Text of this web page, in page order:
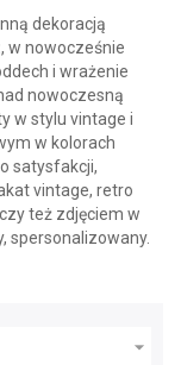
dekoracją
w nowocześnie
i wrażenie
nowoczesną
w stylu vintage i
w kolorach
satysfakcji,
vintage, retro
też zdjęciem w
spersonalizowany.
